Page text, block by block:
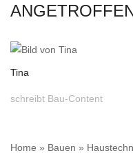
Tina
schreibt Bau-Content
Home » Bauen »